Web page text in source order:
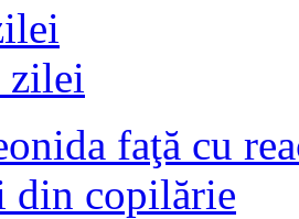
zilei
faţă cu
copilărie